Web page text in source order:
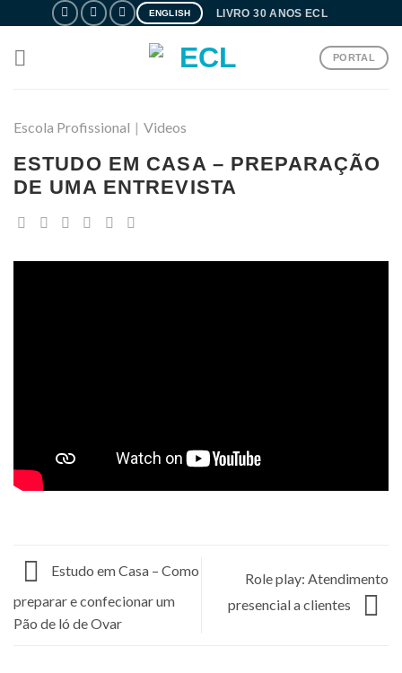
content
ENGLISH LIVRO 30 ANOS ECL
PORTAL
Escola Profissional | Videos
ESTUDO EM CASA – PREPARAÇÃO
DE UMA ENTREVISTA
Estudo em Casa – Como
preparar e confecionar um
Pão de ló de Ovar
Role play: Atendimento
presencial a clientes